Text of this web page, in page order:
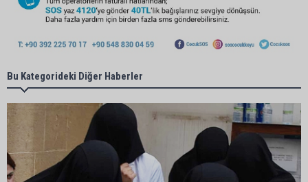
Bu Kategorideki Diğer Haberler